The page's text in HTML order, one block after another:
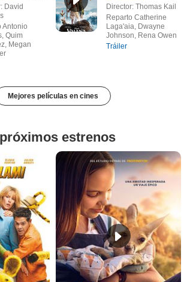
David
Antonio
Quim
Megan
Director: Thomas Kail
Reparto Catherine
Laga'aia, Dwayne
Johnson, Rena Owen
Tráiler
Mejores películas en cines
estrenos